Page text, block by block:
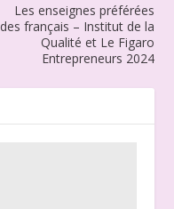
Les enseignes préférées
des français – Institut de la
Qualité et Le Figaro
Entrepreneurs 2024